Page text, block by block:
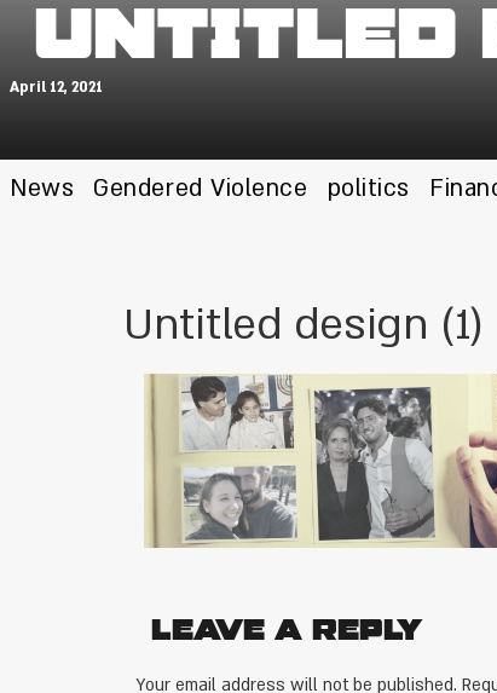
Untitled
April 12, 2021
News Gendered Violence politics
Untitled design (1)
Leave a Reply
Your email address will not be published.